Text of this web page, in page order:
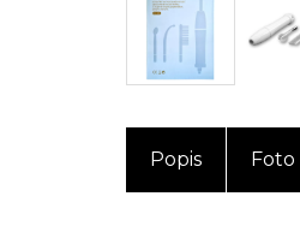
Popis Foto